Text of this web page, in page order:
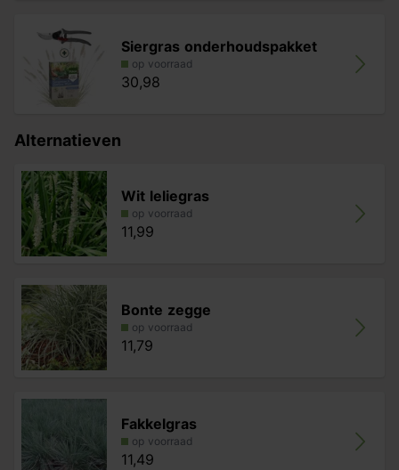
Siergras onderhoudspakket
op voorraad
30,98
Alternatieven
Wit leliegras
op voorraad
11,99
Bonte zegge
op voorraad
11,79
Fakkelgras
op voorraad
11,49